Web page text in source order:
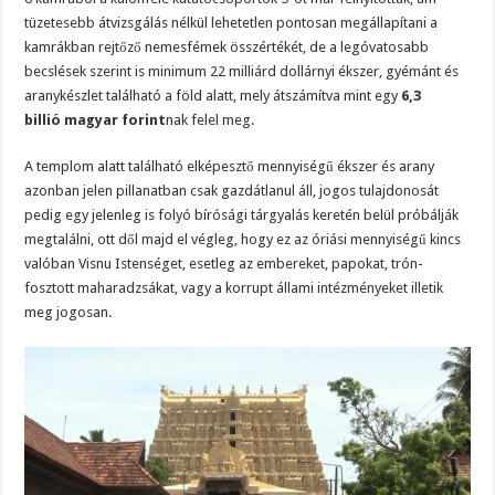
tüzetesebb átvizsgálás nélkül lehetetlen pontosan megállapítani a
kamrákban rejtőző nemesfémek összértékét, de a legóvatosabb
becslések szerint is minimum 22 milliárd dollárnyi ékszer, gyémánt és
aranykészlet található a föld alatt, mely átszámítva mint egy 6,3
billió magyar forintnak felel meg.
A templom alatt található elképesztő mennyiségű ékszer és arany
azonban jelen pillanatban csak gazdátlanul áll, jogos tulajdonosát
pedig egy jelenleg is folyó bírósági tárgyalás keretén belül próbálják
megtalálni, ott dől majd el végleg, hogy ez az óriási mennyiségű kincs
valóban Visnu Istenséget, esetleg az embereket, papokat, trón-
fosztott maharadzsákat, vagy a korrupt állami intézményeket illetik
meg jogosan.